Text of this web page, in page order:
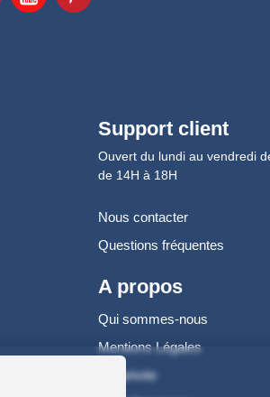
Support client
Ouvert du lundi au vendredi
de 14H à 18H
Nous contacter
Questions fréquentes
A propos
Qui sommes-nous
Mentions Légales
Vie privée